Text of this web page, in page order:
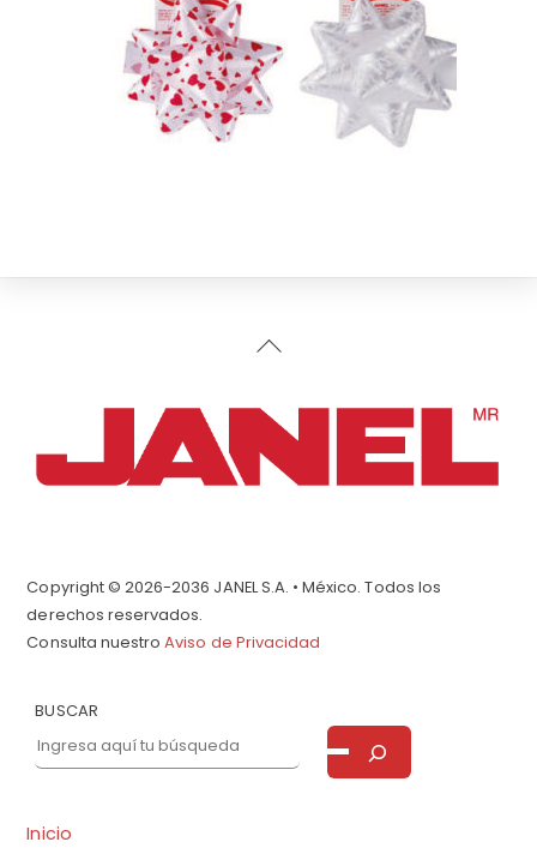
Back
Copyright © 2026-2036 JANEL S.A. • México. Todos los
derechos reservados.
Consulta nuestroAviso de Privacidad
BUSCAR
Inicio